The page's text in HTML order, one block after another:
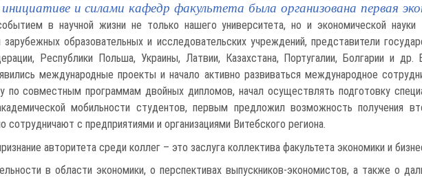
и силами кафедр факультета была организована первая
в научной жизни не только нашего университета, но и экономической
образовательных и исследовательских учреждений, представители
Республики Польша, Украины, Латвии, Казахстана, Португалии, Болгарии и др.
международные проекты и начало активно развиваться международное
по совместным программам двойных дипломов, начал осуществлять подготовку
мобильности студентов, первым предложил возможность получения
с предприятиями и организациями Витебского региона.
авторитета среди коллег – это заслуга коллектива факультета экономики и
в области экономики, о перспективах выпускников-экономистов, а также о